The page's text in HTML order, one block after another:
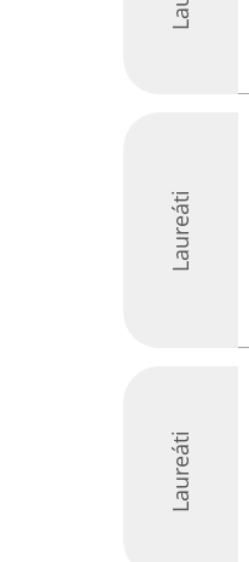
Laureáti
Laureáti